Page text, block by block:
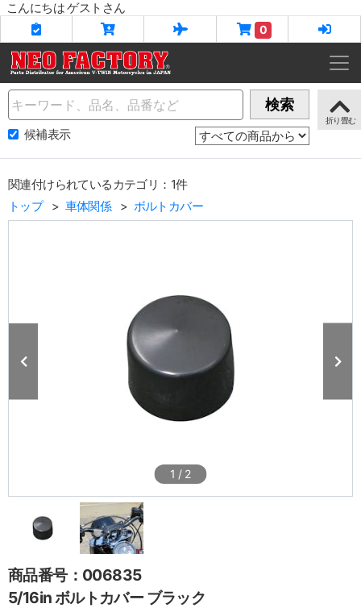
こんにちは ゲストさん
0
Name 検索
候補表示
関連付けられているカテゴリ：1件
トップ
車体関係 ボルトカバー
1 / 2
商品番号：006835
5/16in ボルトカバー ブラック